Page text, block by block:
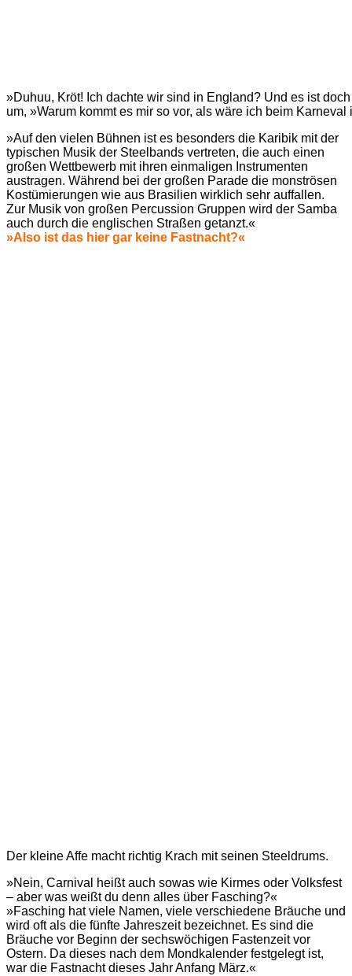
»Duhuu, Kröt! Ich dachte wir sind in England? Und es ist
um, »Warum kommt es mir so vor, als wäre ich beim Karneval
»Auf den vielen Bühnen ist es besonders die Karibik mit der
typischen Musik der Steelbands vertreten, die auch einen
großen Wettbewerb mit ihren einmaligen Instrumenten
austragen. Während bei der großen Parade die monströsen
Kostümierungen wie aus Brasilien wirklich sehr auffallen.
Zur Musik von großen Percussion Gruppen wird der Samba
auch durch die englischen Straßen getanzt.«
»Also ist das hier gar keine Fastnacht?«
Der kleine Affe macht richtig Krach mit seinen Steeldrums.
»Nein, Carnival heißt auch sowas wie Kirmes oder Volksfest
– aber was weißt du denn alles über Fasching?«
»Fasching hat viele Namen, viele verschiedene Bräuche und
wird oft als die fünfte Jahreszeit bezeichnet. Es sind die
Bräuche vor Beginn der sechswöchigen Fastenzeit vor
Ostern. Da dieses nach dem Mondkalender festgelegt ist,
war die Fastnacht dieses Jahr Anfang März.«